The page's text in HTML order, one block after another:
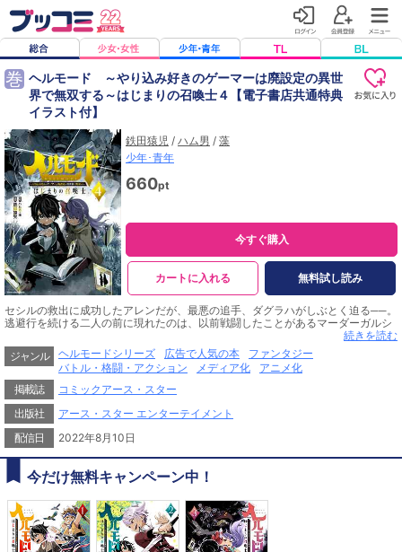
巻 ヘルモード ～やり込み好きのゲーマーは廃設定の異世
界で無双する～はじまりの召喚士４【電子書店共通特典
イラスト付】
鉄田猿児 / ハム男 / 藻
少年･青年
660pt
今すぐ購入
カートに入れる 無料試し読み
セシルの救出に成功したアレンだが、最悪の追手、ダグラハがしぶとく迫る──。
逃避行を続ける二人の前に現れたのは、以前戦闘したことがあるマーダーガルシ
圧倒的な強さを誇る魔獣とのリベンジマッチ!
アレンはダグラハに追いつかれる前に倒すことができるのか……!?
続きを読む
ジャンル
ヘルモードシリーズ 広告で人気の本
ファンタジー
バトル・格闘・アクション
メディア化
アニメ化
掲載誌
コミックアース・スター
出版社
アース・スター エンターテイメント
配信日
2022年8月10日
今だけ無料キャンペーン中！